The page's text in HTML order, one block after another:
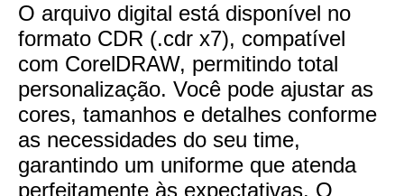
O arquivo digital está disponível no
formato CDR (.cdr x7), compatível
com CorelDRAW, permitindo total
personalização. Você pode ajustar as
cores, tamanhos e detalhes conforme
as necessidades do seu time,
garantindo um uniforme que atenda
perfeitamente às expectativas. O